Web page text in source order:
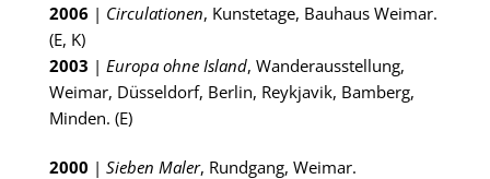
2006 | Circulationen, Kunstetage, Bauhaus Weimar.
(E, K)
2003 | Europa ohne Island, Wanderausstellung,
Weimar, Düsseldorf, Berlin, Reykjavik, Bamberg,
Minden. (E)
2000 | Sieben Maler, Rundgang, Weimar.